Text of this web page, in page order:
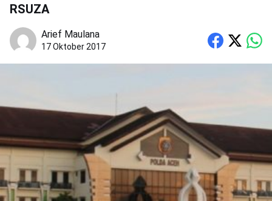
RSUZA
Arief Maulana
17 Oktober 2017